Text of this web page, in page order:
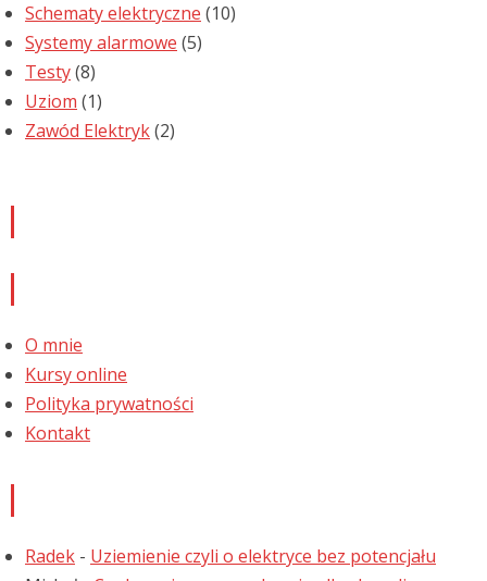
Schematy elektryczne (10)
Systemy alarmowe (5)
Testy(8)
Uziom (1)
Zawód Elektryk(2)
O mnie
Kursy online
Polityka prywatności
Kontakt
Radek - Uziemienie czyli o elektryce bez potencjału